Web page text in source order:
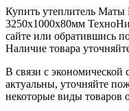
Купить утеплитель
3250х1000х80мм
сайте или обратившись
Наличие товара
В связи с
актуальны, уточняйте
некоторые виды товаров